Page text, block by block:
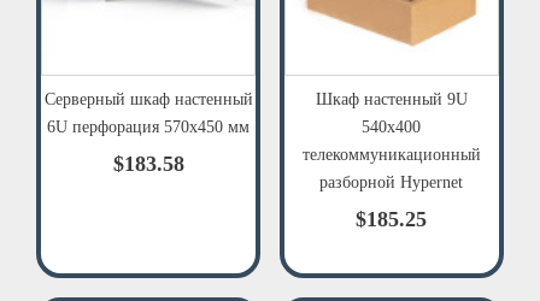
Серверный шкаф настенный
6U перфорация 570х450 мм
$183.58
Шкаф настенный 9U
540x400
телекоммуникационный
разборной Hypernet
$185.25